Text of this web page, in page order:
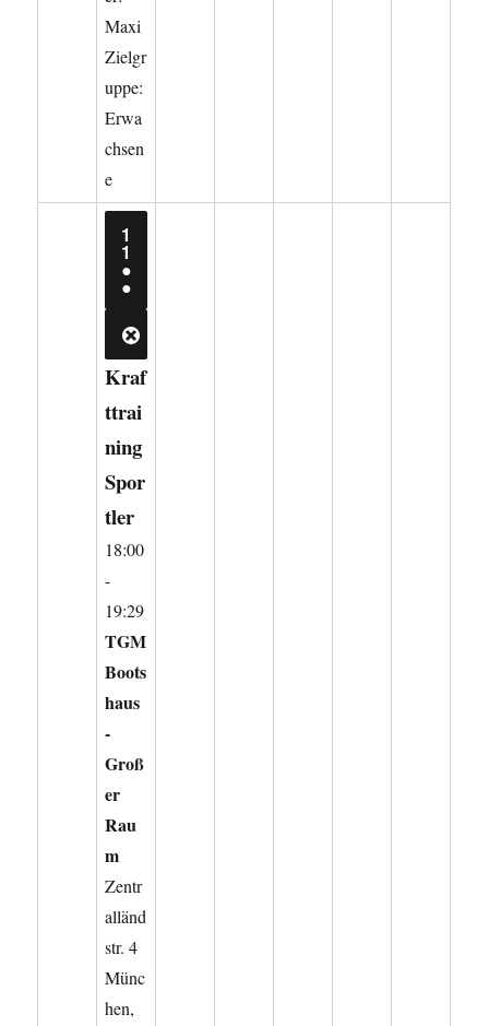
Maxi
Zielgr
uppe:
Erwa
chsen
e
1
1
AUGUST
2026
●
●
VERANSTALTUNGEN)
CLOSE
Kraf
ttrai
ning
Spor
tler
18:00
-
19:29
TGM
Boots
haus
-
Groß
er
Rau
m
Zentr
alländ
str. 4
Münc
hen,